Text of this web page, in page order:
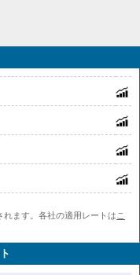
ます。各社の適用レートは こ